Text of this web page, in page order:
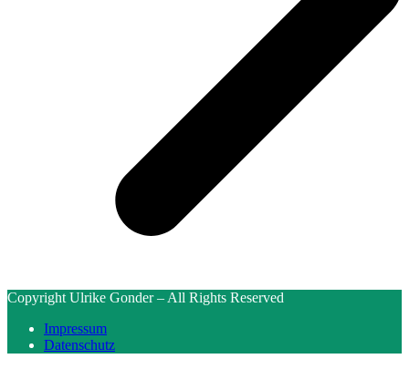
Copyright Ulrike Gonder – All Rights Reserved
Impressum
Datenschutz